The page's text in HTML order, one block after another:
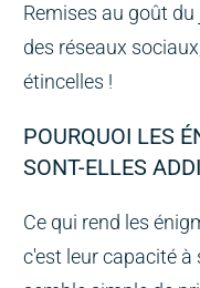
Remises au goût
des réseaux
étincelles !
POURQUOI LES
SONT-ELLES
Ce qui rend les
c'est leur capacité à